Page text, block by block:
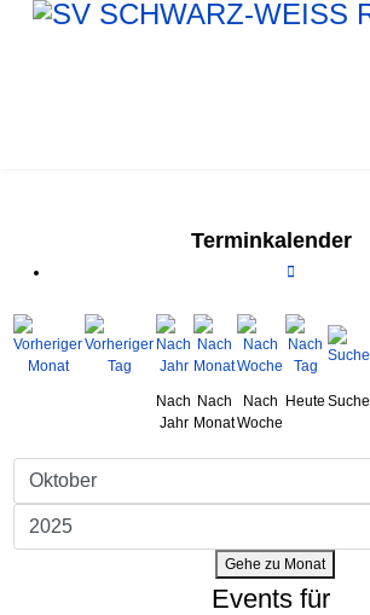
Terminkalender
Nach
Jahr
Nach
Monat
Nach
Woche
Heute Suche
Gehe zu Monat
Events für